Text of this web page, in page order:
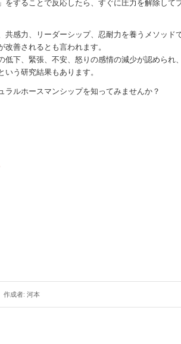
感力、リーダーシップ、忍耐力を養うメソッド
善されるとも言われます。
下、緊張、不安、怒りの感情の減少が認められ、
う研究結果もあります。
ルホースマンシップを知ってみませんか？
作成者:河本